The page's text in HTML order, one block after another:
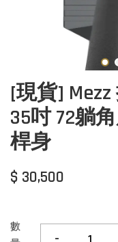
[現貨]
35吋 72躺
桿身
$ 30,500
數